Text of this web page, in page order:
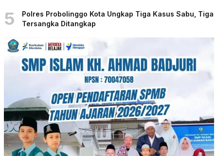
5
Polres Probolinggo Kota Ungkap Tiga Kasus Sabu, Tiga
Tersangka Ditangkap